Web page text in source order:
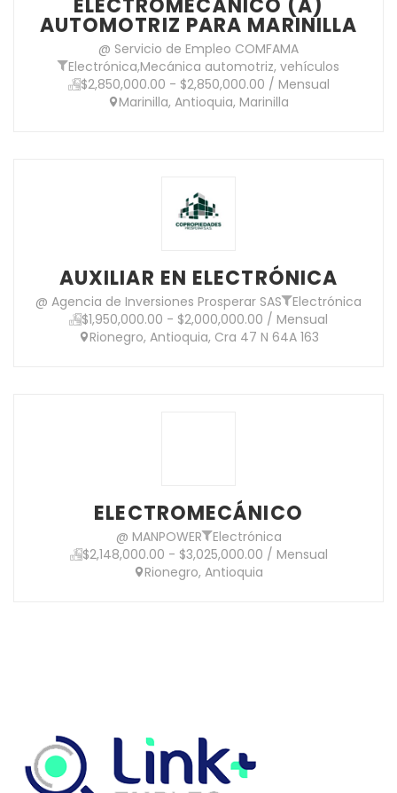
ELECTROMECÁNICO (A)
AUTOMOTRIZ PARA MARINILLA
@ Servicio de Empleo COMFAMA
Electrónica,Mecánica automotriz, vehículos
$2,850,000.00 - $2,850,000.00 / Mensual
Marinilla, Antioquia, Marinilla
AUXILIAR EN ELECTRÓNICA
@ Agencia de Inversiones Prosperar SAS
Electrónica
$1,950,000.00 - $2,000,000.00 / Mensual
Rionegro, Antioquia, Cra 47 N 64A 163
ELECTROMECÁNICO
@ MANPOWER
Electrónica
$2,148,000.00 - $3,025,000.00 / Mensual
Rionegro, Antioquia